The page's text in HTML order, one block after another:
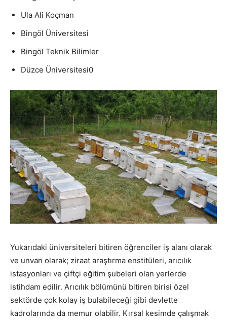
Ula Ali Koçman
Bingöl Üniversitesi
Bingöl Teknik Bilimler
Düzce Üniversitesi0
Yukarıdaki üniversiteleri bitiren öğrenciler iş alanı olarak
ve unvan olarak; ziraat araştırma enstitüleri, arıcılık
istasyonları ve çiftçi eğitim şubeleri olan yerlerde
istihdam edilir. Arıcılık bölümünü bitiren birisi özel
sektörde çok kolay iş bulabileceği gibi devlette
kadrolarında da memur olabilir. Kırsal kesimde çalışmak